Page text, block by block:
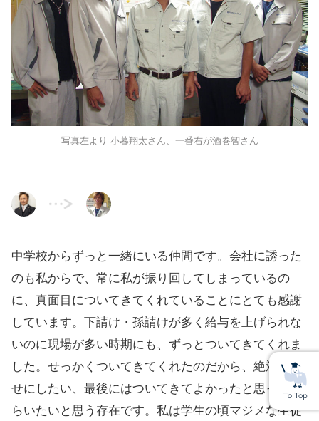
写真左より 小暮翔太さん、一番右が酒巻智さん
中学校からずっと一緒にいる仲間です。会社に誘った
のも私からで、常に私が振り回してしまっているの
に、真面目についてきてくれていることにとても感謝
しています。下請け・孫請けが多く給与を上げられな
いのに現場が多い時期にも、ずっとついてきてくれま
した。せっかくついてきてくれたのだから、絶対に幸
せにしたい、最後にはついてきてよかったと思っても
らいたいと思う存在です。私は学生の頃マジメな生徒